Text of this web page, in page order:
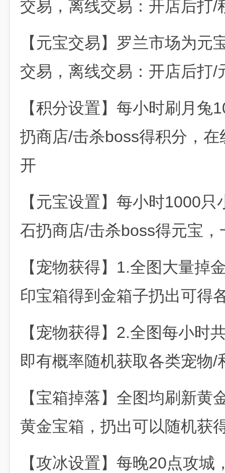
交易，离线交易：开店后打/
【元宝交易】罗兰市场为元
交易，离线交易：开店后打/
【积分设置】每小时刷月
扔商店/击杀boss得积分，
开
【元宝设置】每小时1000
石扔商店/击杀boss得元宝
【宠物获得】1.全图大量掉
印宝箱得到金箱子扔出可得
【宠物获得】2.全图每小时
即有概率随机获取各类宠物/
【宝箱掉落】全图均刷新黄
黄金宝箱，扔出可以随机获
【攻冰设置】每晚20点攻城